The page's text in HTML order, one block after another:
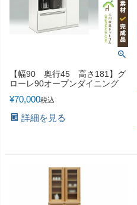
【幅90 奥行45 高さ181】グ
ローレ90オープンダイニング
¥70,000税込
詳細を見る